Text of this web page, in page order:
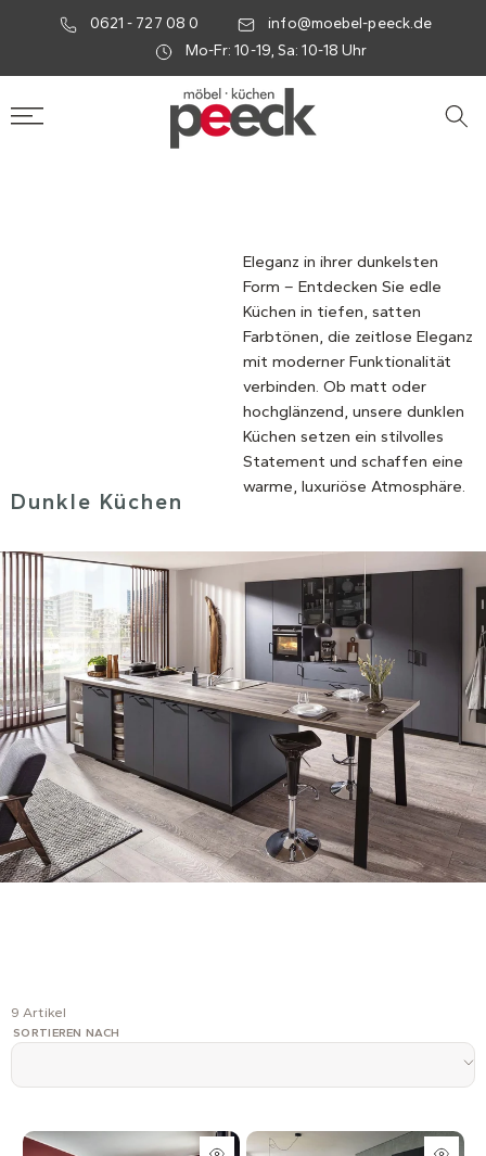
0621 - 727 08 0
info@moebel-peeck.de
Mo-Fr: 10-19, Sa: 10-18 Uhr
Dunkle Küchen
Eleganz in ihrer dunkelsten
Form – Entdecken Sie edle
Küchen in tiefen, satten
Farbtönen, die zeitlose Eleganz
mit moderner Funktionalität
verbinden. Ob matt oder
hochglänzend, unsere dunklen
Küchen setzen ein stilvolles
Statement und schaffen eine
warme, luxuriöse Atmosphäre.
9 Artikel
SORTIEREN NACH